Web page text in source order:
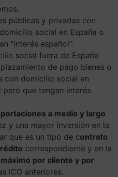
públicas y privadas con
social en España o
“interés español”.
social fuera de España
de pago bienes o
con domicilio social en
pero que tengan interés
a medio y largo
y una mayor inversión en la
que es un tipo de contrato
correspondiente y en la
por cliente y por
ICO anteriores.